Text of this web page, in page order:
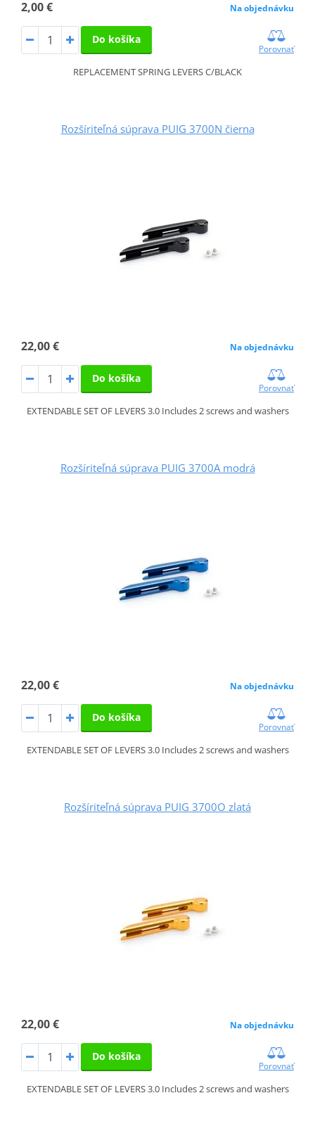
2,00 € Na objednávku
Do košíka
Porovnať
REPLACEMENT SPRING LEVERS C/BLACK
Rozšíriteľná súprava PUIG 3700N čierna
22,00 € Na objednávku
Do košíka
Porovnať
EXTENDABLE SET OF LEVERS 3.0 Includes 2 screws and washers
Rozšíriteľná súprava PUIG 3700A modrá
22,00 € Na objednávku
Do košíka
Porovnať
EXTENDABLE SET OF LEVERS 3.0 Includes 2 screws and washers
Rozšíriteľná súprava PUIG 3700O zlatá
22,00 € Na objednávku
Do košíka
Porovnať
EXTENDABLE SET OF LEVERS 3.0 Includes 2 screws and washers